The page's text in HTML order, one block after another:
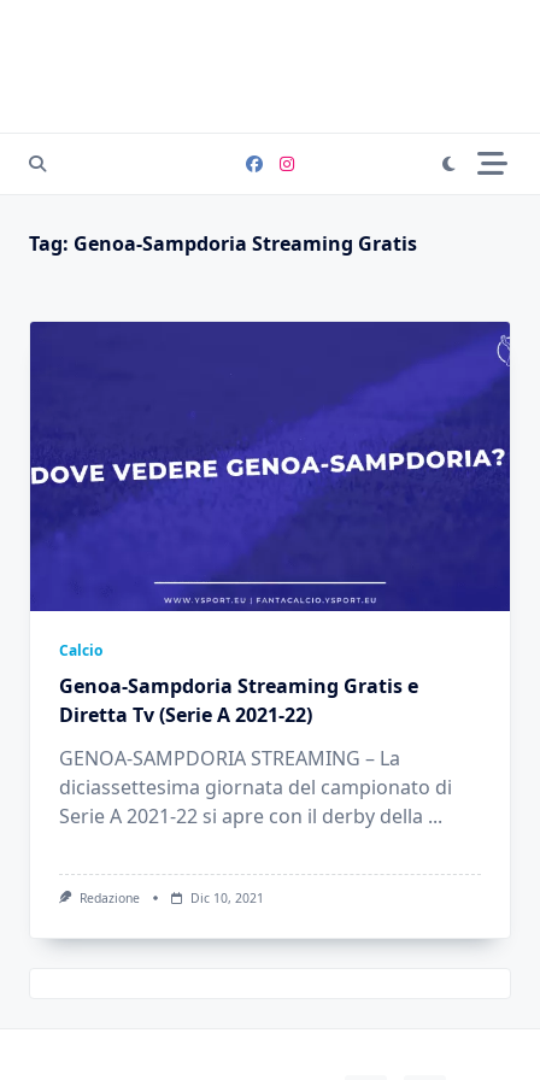
Tag: Genoa-Sampdoria Streaming Gratis
Calcio
Genoa-Sampdoria Streaming Gratis e
Diretta Tv (Serie A 2021-22)
GENOA-SAMPDORIA STREAMING – La
diciassettesima giornata del campionato di
Serie A 2021-22 si apre con il derby della ...
Redazione Dic 10, 2021